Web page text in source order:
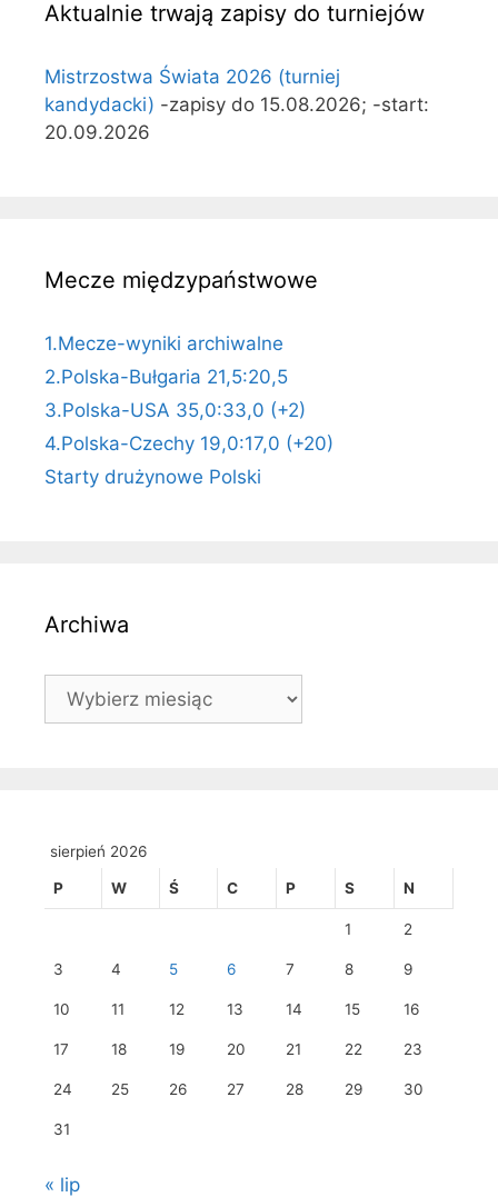
Aktualnie trwają zapisy do turniejów
Mistrzostwa Świata 2026 (turniej
kandydacki) -zapisy do 15.08.2026; -start:
20.09.2026
Mecze międzypaństwowe
1.Mecze-wyniki archiwalne
2.Polska-Bułgaria 21,5:20,5
3.Polska-USA 35,0:33,0 (+2)
4.Polska-Czechy 19,0:17,0 (+20)
Starty drużynowe Polski
Archiwa
Archiwa
sierpień 2026
P W Ś C P S N
1 2
3 4 5 6 7 8 9
10 11 12 13 14 15 16
17 18 19 20 21 22 23
24 25 26 27 28 29 30
31
« lip